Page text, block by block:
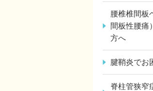
腰椎椎間板
間板性腰痛
方へ
腱鞘炎でお
脊柱管狭窄